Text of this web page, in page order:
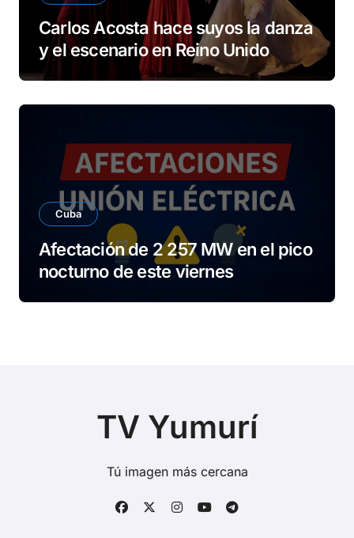
Carlos Acosta hace suyos la danza
y el escenario en Reino Unido
Cuba
Afectación de 2 257 MW en el pico
nocturno de este viernes
TV Yumurí
Tú imagen más cercana